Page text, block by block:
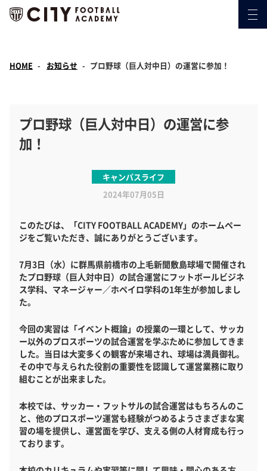
HOME お知らせ プロ野球（巨人対中日）の運営に参加！
プロ野球（巨人対中日）の運営に参
加！
キャンパスライフ
2024年07月05日
このたびは、「CITY FOOTBALL ACADEMY」のホームペー
ジをご覧いただき、誠にありがとうございます。
7月3日（水）に群馬県前橋市の上毛新聞敷島球場で開催され
たプロ野球（巨人対中日）の試合運営にフットボールビジネ
ス学科、マネージャー／ホペイロ学科の1年生が参加しまし
た。
今回の実習は「イベント概論」の授業の一環として、サッカ
ー以外のプロスポーツの試合運営を学ぶために参加してきま
した。当日は大変多くの観客が来場され、球場は満員御礼。
その中で与えられた役割の重要性を認識して運営業務に取り
組むことが出来ました。
本校では、サッカー・フットサルの試合運営はもちろんのこ
と、他のプロスポーツ運営も経験がつめるようさまざまな実
習の場を提供し、運営面を学び、支える側の人材育成も行っ
ております。